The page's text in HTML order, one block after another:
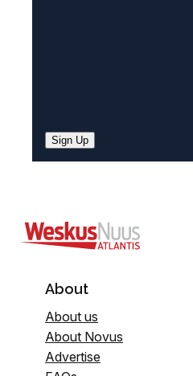
Sign Up
About
About us
About Novus
Advertise